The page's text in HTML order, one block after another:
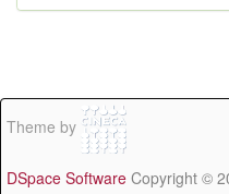
Theme by
DSpace Software Copyright ©